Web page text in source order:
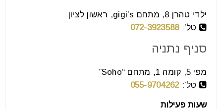
ילדי טהרן 8, מתחם gigi’s, ראשון לציון
טל’:072-3923588
סניף נתניה
מפי 5, קומה 1, מתחם “Soho”
טל’:055-9704262
שעות פעילות
כל